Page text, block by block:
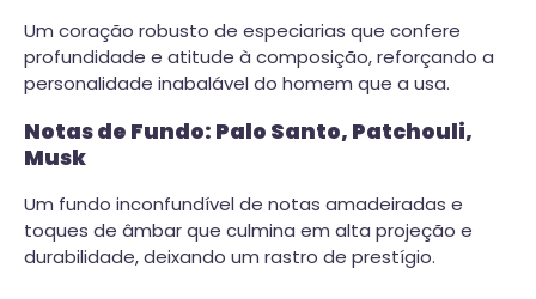
Um coração robusto de especiarias que confere
profundidade e atitude à composição, reforçando a
personalidade inabalável do homem que a usa.
Notas de Fundo: Palo Santo, Patchouli,
Musk
Um fundo inconfundível de notas amadeiradas e
toques de âmbar que culmina em alta projeção e
durabilidade, deixando um rastro de prestígio.